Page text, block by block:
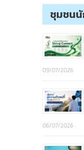
ชุมชน
09/07/2026
06/07/2026